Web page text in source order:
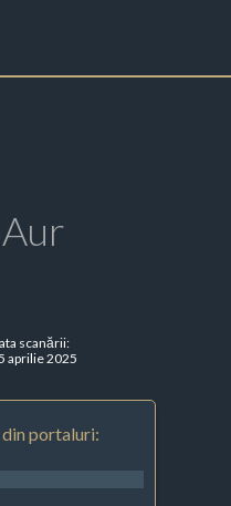
scanării:
aprilie 2025
din portaluri: